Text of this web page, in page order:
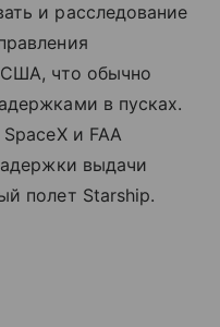
и расследование
США, что обычно
в пусках.
SpaceX и FAA
выдачи
полет Starship.